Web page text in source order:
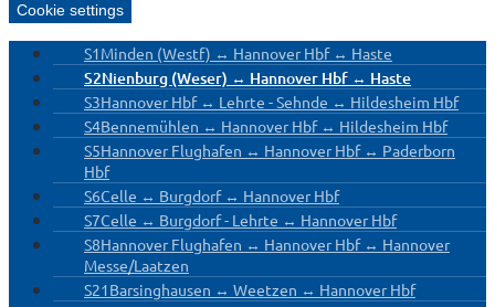
Cookie settings
S1Minden (Westf) ↔ Hannover Hbf ↔ Haste
S2Nienburg (Weser) ↔ Hannover Hbf ↔ Haste
S3Hannover Hbf ↔ Lehrte - Sehnde ↔ Hildesheim Hbf
S4Bennemühlen ↔ Hannover Hbf ↔ Hildesheim Hbf
S5Hannover Flughafen ↔ Hannover Hbf ↔ Paderborn
Hbf
S6Celle ↔ Burgdorf ↔ Hannover Hbf
S7Celle ↔ Burgdorf - Lehrte ↔ Hannover Hbf
S8Hannover Flughafen ↔ Hannover Hbf ↔ Hannover
Messe/Laatzen
S21Barsinghausen ↔ Weetzen ↔ Hannover Hbf